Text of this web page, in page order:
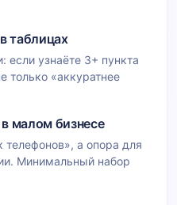
таблицах
если узнаёте 3+ пункта
только «аккуратнее
малом бизнесе
телефонов», а опора для
Минимальный набор